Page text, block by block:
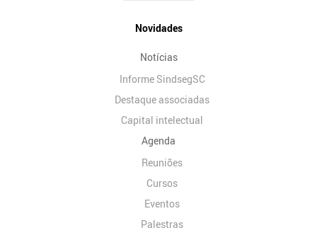
Novidades
Notícias
Informe SindsegSC
Destaque associadas
Capital intelectual
Agenda
Reuniões
Cursos
Eventos
Palestras